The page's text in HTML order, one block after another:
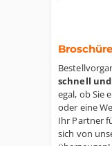
schnell
egal, ob Sie
oder eine
Ihr Partner
sich von